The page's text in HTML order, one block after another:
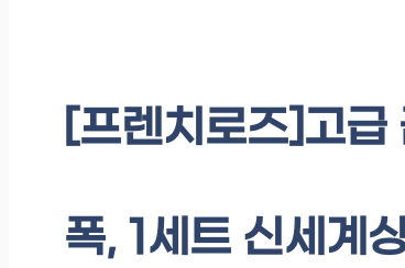
[프렌치로즈]고급
폭, 1세트 신세